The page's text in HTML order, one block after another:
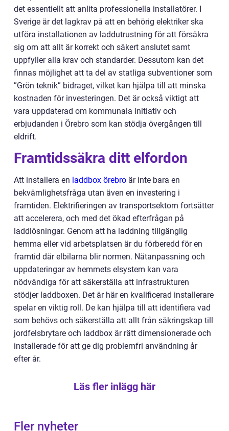
det essentiellt att anlita professionella installatörer. I
Sverige är det lagkrav på att en behörig elektriker ska
utföra installationen av laddutrustning för att försäkra
sig om att allt är korrekt och säkert anslutet samt
uppfyller alla krav och standarder. Dessutom kan det
finnas möjlighet att ta del av statliga subventioner som
”Grön teknik” bidraget, vilket kan hjälpa till att minska
kostnaden för investeringen. Det är också viktigt att
vara uppdaterad om kommunala initiativ och
erbjudanden i Örebro som kan stödja övergången till
eldrift.
Framtidssäkra ditt elfordon
Att installera en laddbox örebro är inte bara en
bekvämlighetsfråga utan även en investering i
framtiden. Elektrifieringen av transportsektorn fortsätter
att accelerera, och med det ökad efterfrågan på
laddlösningar. Genom att ha laddning tillgänglig
hemma eller vid arbetsplatsen är du förberedd för en
framtid där elbilarna blir normen. Nätanpassning och
uppdateringar av hemmets elsystem kan vara
nödvändiga för att säkerställa att infrastrukturen
stödjer laddboxen. Det är här en kvalificerad installerare
spelar en viktig roll. De kan hjälpa till att identifiera vad
som behövs och säkerställa att allt från säkringskap till
jordfelsbrytare och laddbox är rätt dimensionerade och
installerade för att ge dig problemfri användning år
efter år.
Läs fler inlägg här
Fler nyheter